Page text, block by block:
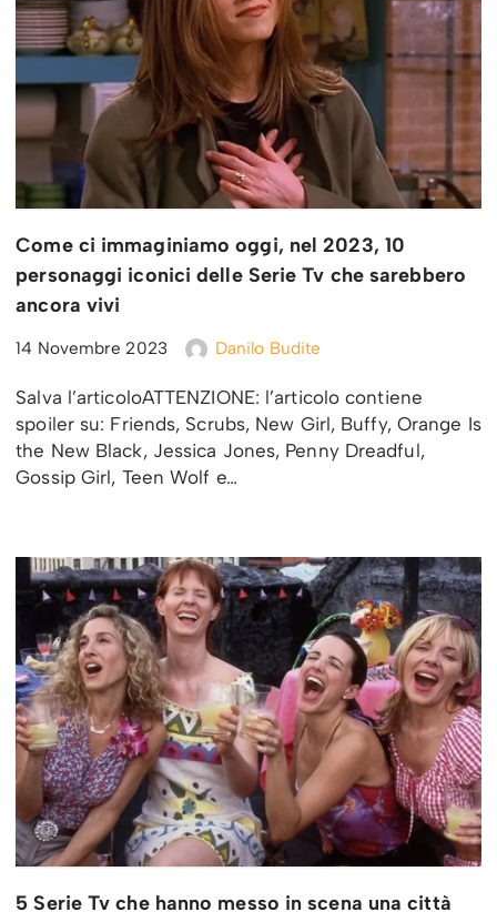
Come ci immaginiamo oggi, nel 2023, 10
personaggi iconici delle Serie Tv che sarebbero
ancora vivi
14 Novembre 2023 Danilo Budite
Salva l’articoloATTENZIONE: l’articolo contiene
spoiler su: Friends, Scrubs, New Girl, Buffy, Orange Is
the New Black, Jessica Jones, Penny Dreadful,
Gossip Girl, Teen Wolf e…
5 Serie Tv che hanno messo in scena una città